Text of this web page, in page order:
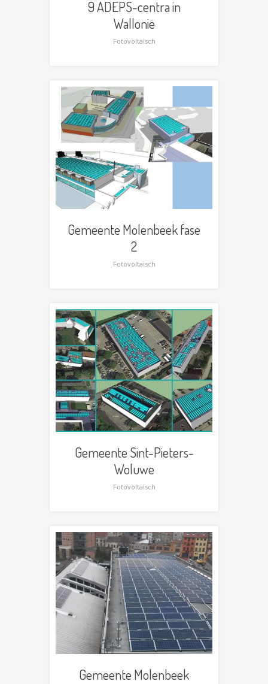
9 ADEPS-centra in
Wallonië
Fotovoltaïsch
Gemeente Molenbeek fase
2
Fotovoltaïsch
Gemeente Sint-Pieters-
Woluwe
Fotovoltaïsch
Gemeente Molenbeek